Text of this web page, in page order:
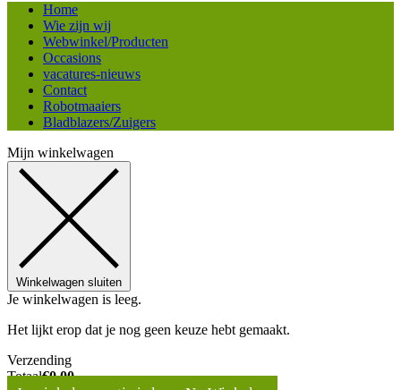
Home
Wie zijn wij
Webwinkel/Producten
Occasions
vacatures-nieuws
Contact
Robotmaaiers
Bladblazers/Zuigers
Mijn winkelwagen
Winkelwagen sluiten
Je winkelwagen is leeg.
Het lijkt erop dat je nog geen keuze hebt gemaakt.
Verzending
Totaal€0,00